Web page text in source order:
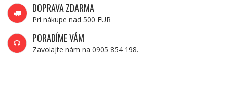
DOPRAVA ZDARMA
Pri nákupe nad 500 EUR
PORADÍME VÁM
Zavolajte nám na 0905 854 198.